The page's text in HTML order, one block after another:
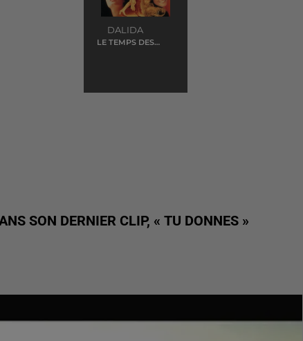
DALIDA
LE TEMPS DES
SON DERNIER CLIP, « TU DONNES »